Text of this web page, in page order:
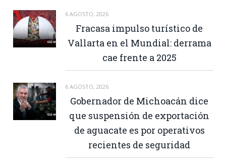
6 AGOSTO, 2026
Fracasa impulso turístico de
Vallarta en el Mundial: derrama
cae frente a 2025
6 AGOSTO, 2026
Gobernador de Michoacán dice
que suspensión de exportación
de aguacate es por operativos
recientes de seguridad